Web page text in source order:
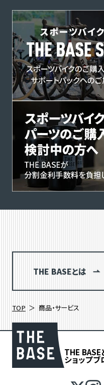
THE BASEとは
TOP 商品・サービス
THE BASE
ショップブ